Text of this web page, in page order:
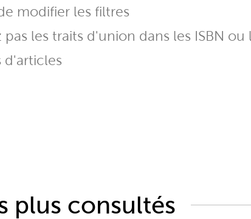
modifier les filtres
pas les traits d'union dans les ISBN ou
d'articles
plus consultés